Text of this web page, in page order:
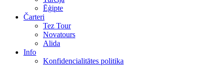
Ēģipte
Čarteri
Tez Tour
Novatours
Alida
Info
Konfidencialitātes politika